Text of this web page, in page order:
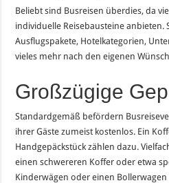
Beliebt sind Busreisen überdies, da
individuelle Reisebausteine anbieten.
Ausflugspakete, Hotelkategorien,
vieles mehr nach den eigenen
Großzügige
Standardgemäß befördern
ihrer Gäste zumeist kostenlos. Ein
Handgepäckstück zählen dazu.
einen schwereren Koffer oder etwa
Kinderwägen oder einen